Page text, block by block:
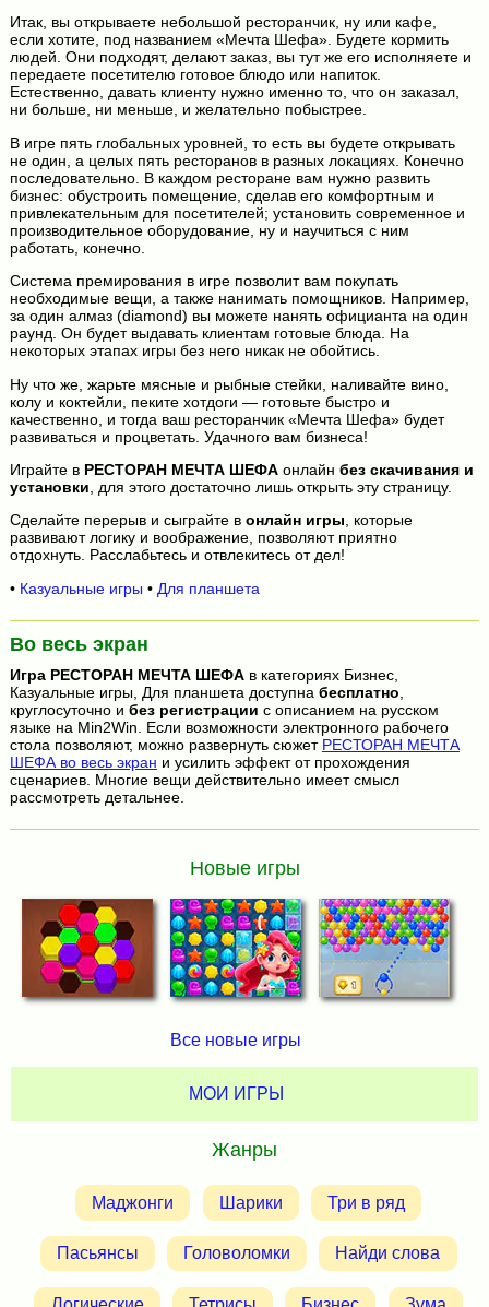
Итак, вы открываете небольшой ресторанчик, ну или кафе,
если хотите, под названием «Мечта Шефа». Будете кормить
людей. Они подходят, делают заказ, вы тут же его исполняете и
передаете посетителю готовое блюдо или напиток.
Естественно, давать клиенту нужно именно то, что он заказал,
ни больше, ни меньше, и желательно побыстрее.
В игре пять глобальных уровней, то есть вы будете открывать
не один, а целых пять ресторанов в разных локациях. Конечно
последовательно. В каждом ресторане вам нужно развить
бизнес: обустроить помещение, сделав его комфортным и
привлекательным для посетителей; установить современное и
производительное оборудование, ну и научиться с ним
работать, конечно.
Система премирования в игре позволит вам покупать
необходимые вещи, а также нанимать помощников. Например,
за один алмаз (diamond) вы можете нанять официанта на один
раунд. Он будет выдавать клиентам готовые блюда. На
некоторых этапах игры без него никак не обойтись.
Ну что же, жарьте мясные и рыбные стейки, наливайте вино,
колу и коктейли, пеките хотдоги — готовьте быстро и
качественно, и тогда ваш ресторанчик «Мечта Шефа» будет
развиваться и процветать. Удачного вам бизнеса!
Играйте в РЕСТОРАН МЕЧТА ШЕФАонлайн без скачивания и
установки , для этого достаточно лишь открыть эту страницу.
Сделайте перерыв и сыграйте в онлайн игры, которые
развивают логику и воображение, позволяют приятно
отдохнуть. Расслабьтесь и отвлекитесь от дел!
• Казуальные игры • Для планшета
Во весь экран
Игра РЕСТОРАН МЕЧТА ШЕФАв категориях Бизнес,
Казуальные игры, Для планшета доступна бесплатно
круглосуточно и без регистрации с описанием на русском
языке на Min2Win. Если возможности электронного рабочего
стола позволяют, можно развернуть сюжет РЕСТОРАН МЕЧТА
ШЕФА во весь экран и усилить эффект от прохождения
сценариев. Многие вещи действительно имеет смысл
рассмотреть детальнее.
Новые игры
Все новые игры
МОИ ИГРЫ
Жанры
Маджонги Шарики Три в ряд
Пасьянсы Головоломки Найди слова